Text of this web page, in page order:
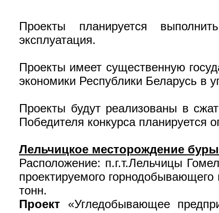
Проекты планируется
эксплуатация.
Проекты имеет существенную
экономики Республики Беларусь в
Проекты будут реализованы в
Победителя конкурса планируется
Лельчицкое месторождение
Расположение: п.г.т.Лельчицы
проектируемого
тонн.
Проект «Угледобывающее